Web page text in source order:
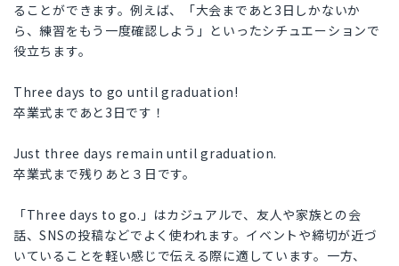
ることができます。例えば、「大会まであと3日しかないか
ら、練習をもう一度確認しよう」といったシチュエーションで
役立ちます。
Three days to go until graduation!
卒業式まであと3日です！
Just three days remain until graduation.
卒業式まで残りあと３日です。
「Three days to go.」はカジュアルで、友人や家族との会
話、SNSの投稿などでよく使われます。イベントや締切が近づ
いていることを軽い感じで伝える際に適しています。一方、